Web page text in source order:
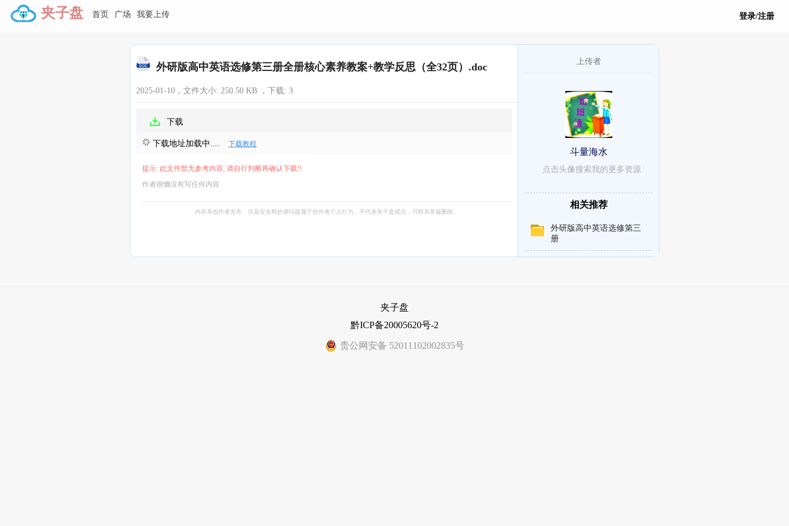
夹子盘 首页 广场 我要上传 登录/注册
上传者
斗量海水
点击头像搜索我的更多资源
相关推荐
外研版高中英语选修第三
册
外研版高中英语选修第三册全册核心素养教案+教学反思（全32页）.doc
2025-01-10，文件大小: 250.50 KB ，下载: 3
下载
下载地址加载中.... 下载教程
提示: 此文件暂无参考内容, 请自行判断再确认下载!!
作者很懒没有写任何内容
内容系创作者发布，涉及安全和抄袭问题属于创作者个人行为，不代表夹子盘观点，可联系客服删除。
夹子盘
黔ICP备20005620号-2
贵公网安备 52011102002835号